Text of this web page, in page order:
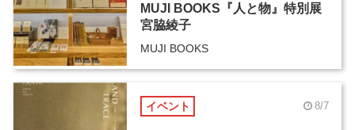
MUJI BOOKS『人と物』特別展
宮脇綾子
MUJI BOOKS
イベント 8/7